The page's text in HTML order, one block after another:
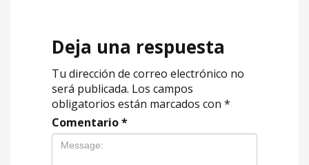
Deja una respuesta
Tu dirección de correo electrónico no
será publicada. Los campos
obligatorios están marcados con *
Comentario*